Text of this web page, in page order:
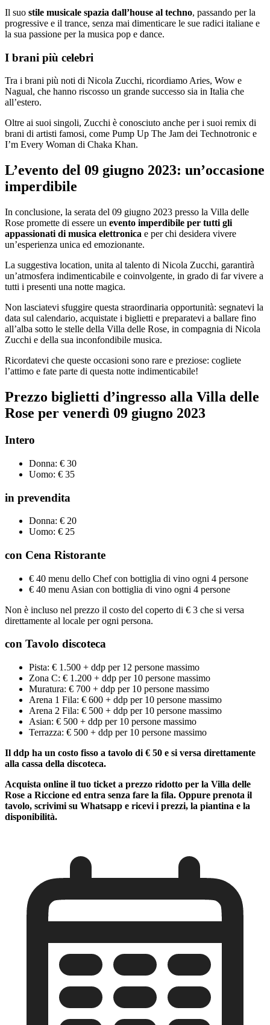
Il suo stile musicale spazia dall’house al techno, passando per la
progressive e il trance, senza mai dimenticare le sue radici italiane e
la sua passione per la musica pop e dance.
I brani più celebri
Tra i brani più noti di Nicola Zucchi, ricordiamo Aries, Wow e
Nagual, che hanno riscosso un grande successo sia in Italia che
all’estero.
Oltre ai suoi singoli, Zucchi è conosciuto anche per i suoi remix di
brani di artisti famosi, come Pump Up The Jam dei Technotronic e
I’m Every Woman di Chaka Khan.
L’evento del 09 giugno 2023: un’occasione
imperdibile
In conclusione, la serata del 09 giugno 2023 presso la Villa delle
Rose promette di essere un evento imperdibile per tutti gli
appassionati di musica elettronica e per chi desidera vivere
un’esperienza unica ed emozionante.
La suggestiva location, unita al talento di Nicola Zucchi, garantirà
un’atmosfera indimenticabile e coinvolgente, in grado di far vivere a
tutti i presenti una notte magica.
Non lasciatevi sfuggire questa straordinaria opportunità: segnatevi la
data sul calendario, acquistate i biglietti e preparatevi a ballare fino
all’alba sotto le stelle della Villa delle Rose, in compagnia di Nicola
Zucchi e della sua inconfondibile musica.
Ricordatevi che queste occasioni sono rare e preziose: cogliete
l’attimo e fate parte di questa notte indimenticabile!
Prezzo biglietti d’ingresso alla Villa delle
Rose per venerdì 09 giugno 2023
Intero
Donna: € 30
Uomo: € 35
in prevendita
Donna: € 20
Uomo: € 25
con Cena Ristorante
€ 40 menu dello Chef con bottiglia di vino ogni 4 persone
€ 40 menu Asian con bottiglia di vino ogni 4 persone
Non è incluso nel prezzo il costo del coperto di € 3 che si versa
direttamente al locale per ogni persona.
con Tavolo discoteca
Pista: € 1.500 + ddp per 12 persone massimo
Zona C: € 1.200 + ddp per 10 persone massimo
Muratura: € 700 + ddp per 10 persone massimo
Arena 1 Fila: € 600 + ddp per 10 persone massimo
Arena 2 Fila: € 500 + ddp per 10 persone massimo
Asian: € 500 + ddp per 10 persone massimo
Terrazza: € 500 + ddp per 10 persone massimo
Il ddp ha un costo fisso a tavolo di € 50 e si versa direttamente
alla cassa della discoteca.
Acquista online il tuo ticket a prezzo ridotto per la Villa delle
Rose a Riccione ed entra senza fare la fila. Oppure prenota il
tavolo, scrivimi su Whatsapp e ricevi i prezzi, la piantina e la
disponibilità.